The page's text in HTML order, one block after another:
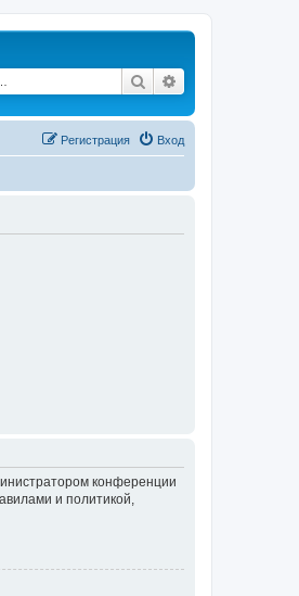
Поиск
Вход
Регистрация
конференции
и политикой,